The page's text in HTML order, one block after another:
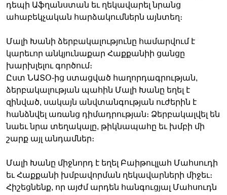
Լեզուներ
դեպի Աֆղանստան եւ ղեկավարել նրանց
ահաբեկչական հարձակումներն այնտեղ։
Մալի Խանի ձերբակալությունը համարվում է
կարեւոր անկյունաքար Հաքքանիի ցանցը
խարխլելու գործում։
Ըստ ՆԱՏՕ-ից ստացված հաղորդագրության,
ձերբակալության պահին Մալի Խանը եղել է
զինված, սակայն անվտանգության ուժերին է
հանձնվել առանց դիմադրության։ Ձերբակալվել են
նաեւ նրա տեղակալը, թիկնապահը եւ խմբի մի
շարք այլ անդամներ։
Մալի Խանը միջնորդ է եղել Բաիթուլլահ Մահսուդի
եւ Հաքքանի խմբավորման ղեկավարների միջեւ։
Հիշեցնենք, որ այժմ արդեն հանգուցյալ Մահսուդն